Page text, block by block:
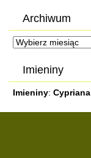
Archiwum
Archiwum
Imieniny
Imieniny:Cypriana